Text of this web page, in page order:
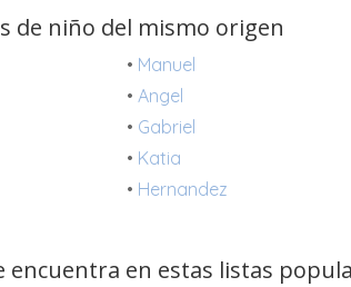
de niño del mismo origen
• Manuel
•Angel
• Gabriel
• Katia
• Hernandez
en estas listas